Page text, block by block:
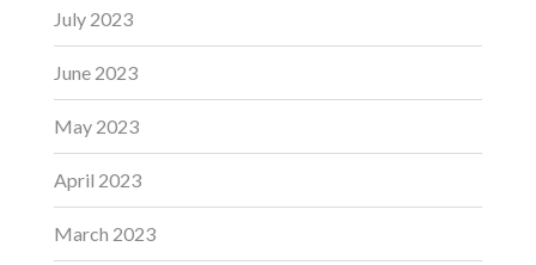
July 2023
June 2023
May 2023
April 2023
March 2023